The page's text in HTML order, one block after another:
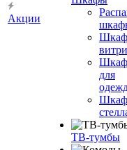
Акции
для
ТВ-тумбы